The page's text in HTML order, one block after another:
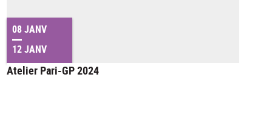
08 JANV
12 JANV
Atelier Pari-GP 2024